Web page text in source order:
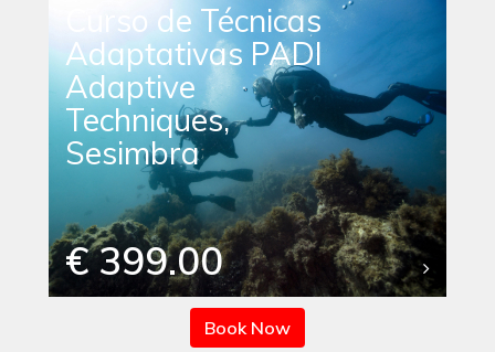
Curso de Técnicas
Adaptativas PADI
Adaptive
Techniques,
Sesimbra
€ 399.00
Book Now